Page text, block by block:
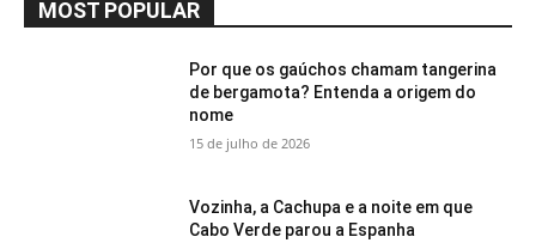
MOST POPULAR
Por que os gaúchos chamam tangerina
de bergamota? Entenda a origem do
nome
15 de julho de 2026
Vozinha, a Cachupa e a noite em que
Cabo Verde parou a Espanha